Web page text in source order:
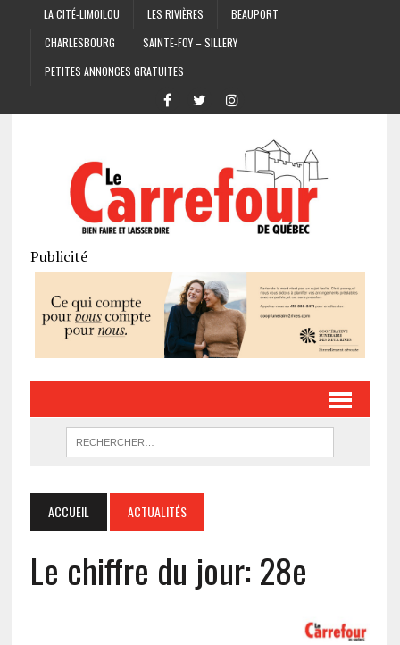
LA CITÉ-LIMOILOU LES RIVIÈRES
BEAUPORT
CHARLESBOURG
SAINTE-FOY – SILLERY
PETITES ANNONCES GRATUITES
Publicité
ACCUEIL ACTUALITÉS
Le chiffre du jour: 28e